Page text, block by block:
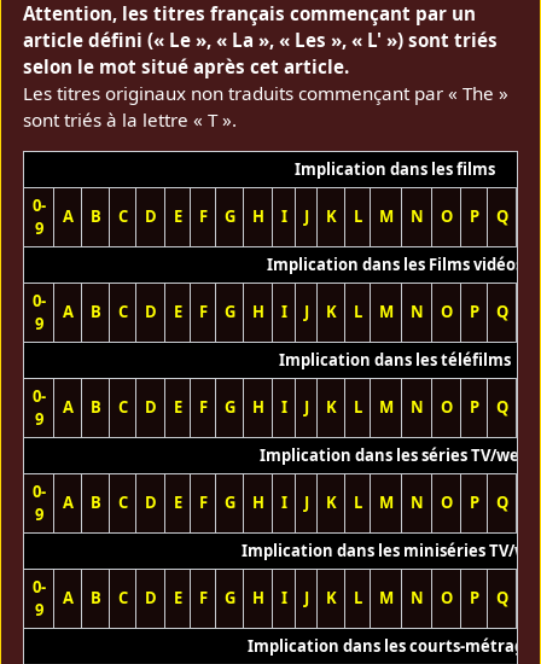
Attention, les titres français commençant par un
article défini (« Le », « La », « Les », « L' ») sont triés
selon le mot situé après cet article.
Les titres originaux non traduits commençant par « The »
sont triés à la lettre « T ».
Implication dans les films
0-
9
A B C D E F G H I J K L M N O P Q
Implication dans les Films vidéos
0-
9
A B C D E F G H I J K L M N O P Q
Implication dans les téléfilms
0-
9
A B C D E F G H I J K L M N O P Q
Implication dans les séries TV/web
0-
9
A B C D E F G H I J K L M N O P Q
Implication dans les miniséries TV/
0-
9
A B C D E F G H I J K L M N O P Q
Implication dans les courts-métrages